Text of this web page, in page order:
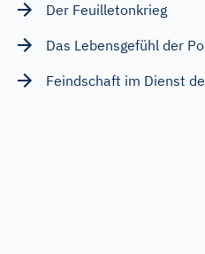
Der Feuilletonkrieg
Das Lebensgefühl der
Feindschaft im Dienst